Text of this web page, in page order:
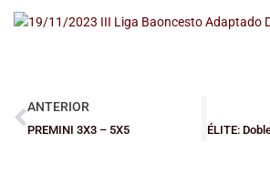
ANTERIOR
PREMINI 3X3 – 5X5